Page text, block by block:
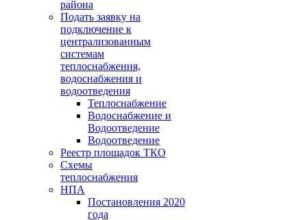
района
Подать заявку на
подключение к
централизованным
системам
теплоснабжения,
водоснабжения и
водоотведения
Теплоснабжение
Водоснабжение и
Водоотведение
Водоотведение
Реестр площадок ТКО
Схемы
теплоснабжения
НПА
Постановления 2020
года